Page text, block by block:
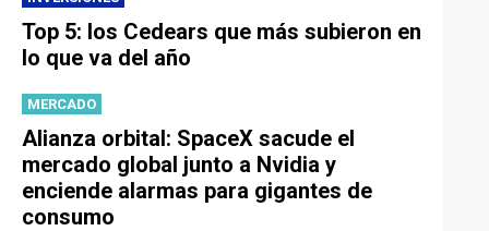
Top 5: los Cedears que más subieron en
lo que va del año
MERCADO
Alianza orbital: SpaceX sacude el
mercado global junto a Nvidia y
enciende alarmas para gigantes de
consumo